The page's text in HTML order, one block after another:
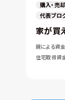
購入・売却
代表ブロ
家が買
親による資
住宅取得資